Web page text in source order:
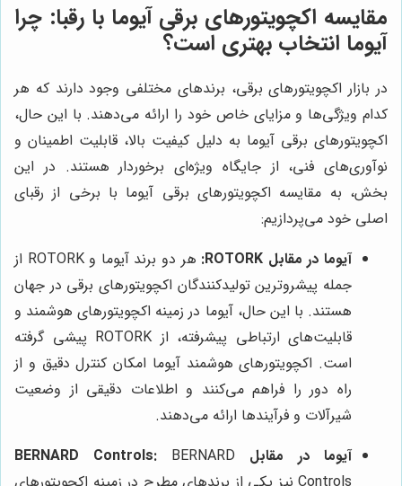
مقایسه اکچویتورهای برقی آیوما با رقبا: چرا
آیوما انتخاب بهتری است؟
در بازار اکچویتورهای برقی، برندهای مختلفی وجود دارند که هر
کدام ویژگی‌ها و مزایای خاص خود را ارائه می‌دهند. با این حال،
اکچویتورهای برقی آیوما به دلیل کیفیت بالا، قابلیت اطمینان و
نوآوری‌های فنی، از جایگاه ویژه‌ای برخوردار هستند. در این
بخش، به مقایسه اکچویتورهای برقی آیوما با برخی از رقبای
اصلی خود می‌پردازیم:
آیوما در مقابل ROTORK:
هر دو برند آیوما و ROTORK از
جمله پیشروترین تولیدکنندگان اکچویتورهای برقی در جهان
هستند. با این حال، آیوما در زمینه اکچویتورهای هوشمند و
قابلیت‌های ارتباطی پیشرفته، از ROTORK پیشی گرفته
است. اکچویتورهای هوشمند آیوما امکان کنترل دقیق و از
راه دور را فراهم می‌کنند و اطلاعات دقیقی از وضعیت
شیرآلات و فرآیندها ارائه می‌دهند.
آیوما در مقابل BERNARD Controls: BERNARD